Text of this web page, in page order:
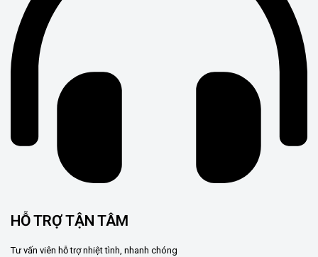
HỖ TRỢ TẬN TÂM
Tư vấn viên hỗ trợ nhiệt tình, nhanh chóng